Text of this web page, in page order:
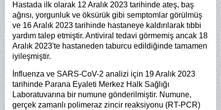
Hastada ilk olarak 12 Aralık 2023 tarihinde ateş, baş
ağrısı, yorgunluk ve öksürük gibi semptomlar görülmüş
ve 16 Aralık 2023 tarihinde hastaneye kaldırılarak tıbbi
yardım talep etmiştir. Antiviral tedavi görmemiş ancak 18
Aralık 2023'te hastaneden taburcu edildiğinde tamamen
iyileşmiştir.
İnfluenza ve SARS-CoV-2 analizi için 19 Aralık 2023
tarihinde Parana Eyaleti Merkez Halk Sağlığı
Laboratuvarına bir numune gönderilmiştir. Numune,
gerçek zamanlı polimeraz zincir reaksiyonu (RT-PCR)